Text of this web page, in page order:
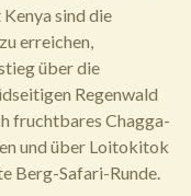
sind die
erreichen,
über die
Regenwald
fruchtbares Chagga-
und über Loitokitok
Berg-Safari-Runde.